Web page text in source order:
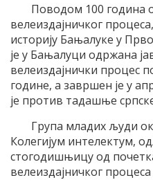
Поводом 100 година
велеиздајничког
историју Бањалуке у
је у Бањалуци одржана
велеиздајнички процес
године, а завршен је у
је против тадашње
Група младих људи
Колегијум интелектум,
стогодишњицу од
велеиздајничког